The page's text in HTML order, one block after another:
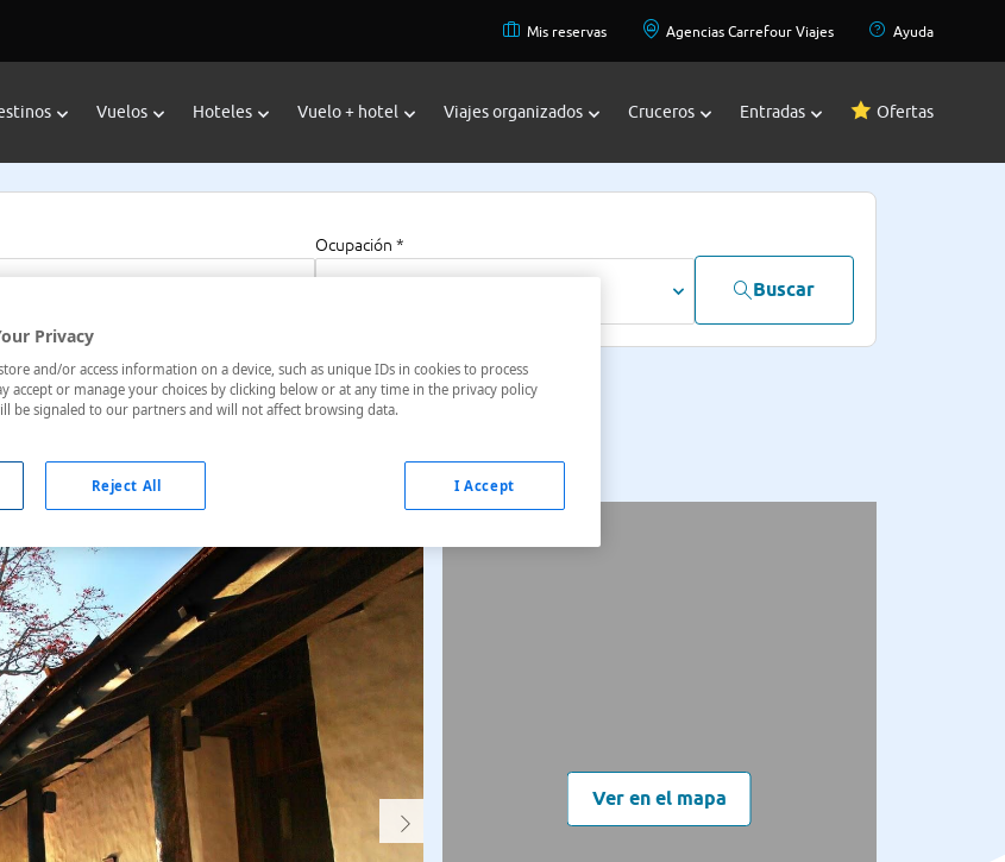
Mis reservas Agencias Carrefour Viajes Ayuda
Vuelos Hoteles Vuelo + hotel Viajes organizados Cruceros Entradas Ofertas
Ocupación *
Buscar
Rim, Chiang Mai, Tailandia
Ver en el mapa
Privacy
and/or access information on a device, such as unique IDs in cookies to process
accept or manage your choices by clicking below or at any time in the privacy policy
be signaled to our partners and will not affect browsing data.
Reject All I Accept